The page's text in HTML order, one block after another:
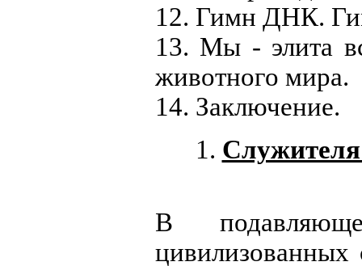
12. Гимн ДНК.
13. Мы - элита
животного мира.
14. Заключение.
1.
В
цивилизованных